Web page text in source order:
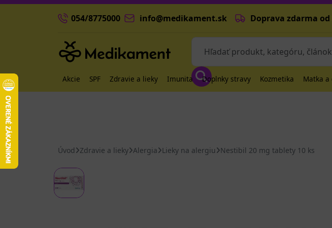
054/8775000 info@medikament.sk Doprava zdarma od
Akcie SPF Zdravie a lieky Imunita Doplnky stravy Kozmetika Matka a
Úvod Zdravie a lieky Alergia Lieky na alergiu Nestibil 20 mg tablety 10 ks